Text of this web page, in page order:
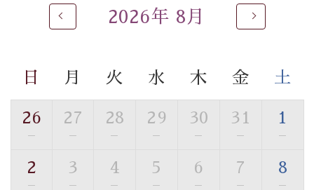
るご入浴をお愉しみください。
■お座敷風呂（大浴場）
す。
■貸切温泉風呂 （40分無料）
眺望はございませんが、源泉掛け流しの温泉の質を楽し
トな空間をお愉しみください。
2026年 8月
日 月 火 水 木 金 土
26
—
27
—
28
—
29
—
30
—
31
—
1
—
2
—
3
—
4
—
5
—
6
—
7
—
8
—